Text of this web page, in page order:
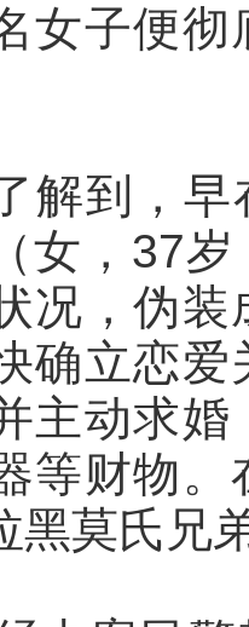
女子便
解到，
女，37岁
况，伪
确立恋
主动求
等财物
黑莫氏兄